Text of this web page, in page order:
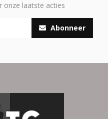
onze laatste acties
Abonneer